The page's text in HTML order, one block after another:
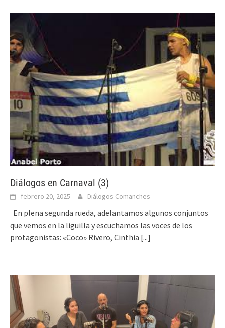
Diálogos en Carnaval (3)
febrero 20, 2025 Diálogos Comanches
En plena segunda rueda, adelantamos algunos conjuntos
que vemos en la liguilla y escuchamos las voces de los
protagonistas: «Coco» Rivero, Cinthia [...]